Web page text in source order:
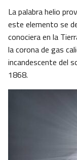
La palabra helio
este elemento se
conociera en la
la corona de gas
incandescente del
1868.